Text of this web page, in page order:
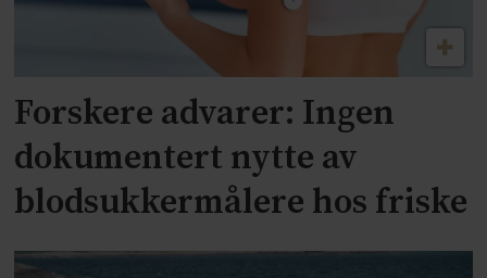
Forskere advarer: Ingen
dokumentert nytte av
blodsukkermålere hos friske